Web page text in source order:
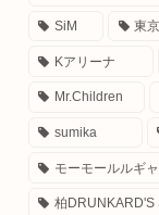
SiM 東
Kアリーナ
Mr.Children
sumika
モーモールルギ
柏DRUNKARD'S